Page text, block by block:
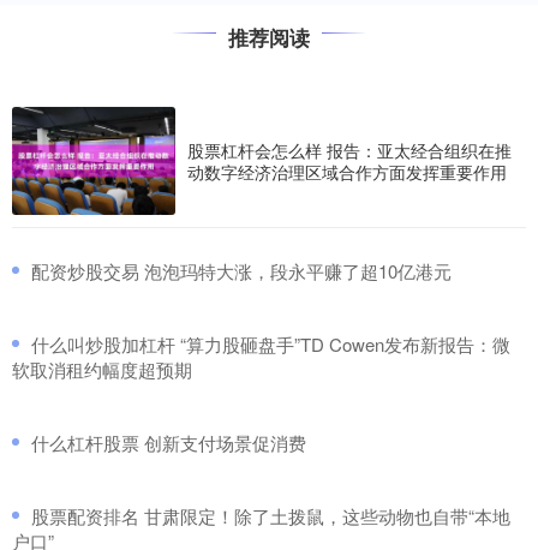
推荐阅读
股票杠杆会怎么样 报告：亚太经合组织在推
动数字经济治理区域合作方面发挥重要作用
​配资炒股交易 泡泡玛特大涨，段永平赚了超10亿港元
​什么叫炒股加杠杆 “算力股砸盘手”TD Cowen发布新报告：微
软取消租约幅度超预期
​什么杠杆股票 创新支付场景促消费
​股票配资排名 甘肃限定！除了土拨鼠，这些动物也自带“本地
户口”